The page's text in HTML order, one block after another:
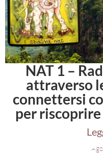
NAT 1 –
attraverso
connettersi
per